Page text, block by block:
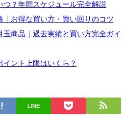
つ？年間スケジュール完全解説
｜お得な買い方・買い回りのコツ
玉商品｜過去実績と買い方完全ガイ
ント上限はいくら？
LINE